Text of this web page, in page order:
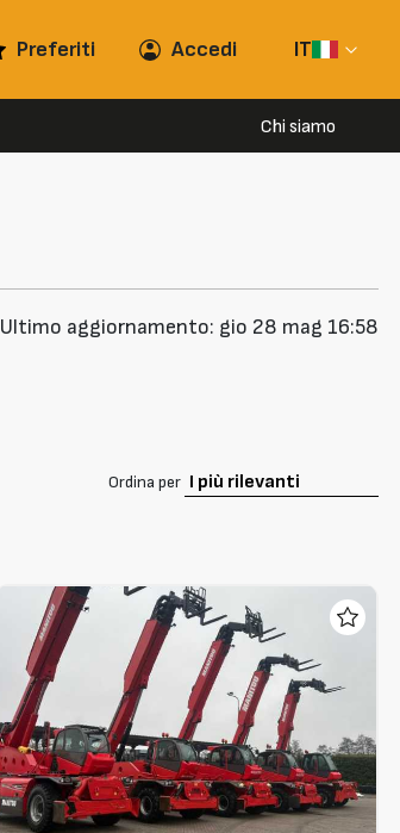
Preferiti Accedi IT
Chi siamo
Ultimo aggiornamento: gio 28 mag 16:58
Ordina per